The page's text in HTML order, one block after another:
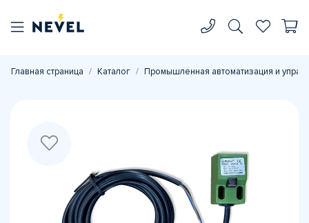
Главная страница Каталог Промышленная автоматизация и